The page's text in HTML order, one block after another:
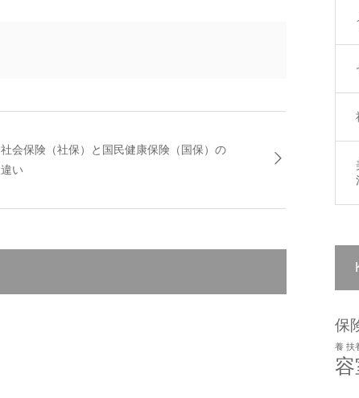
社会保険（社保）と国民健康保険（国保）の
違い
保
養 扶
容